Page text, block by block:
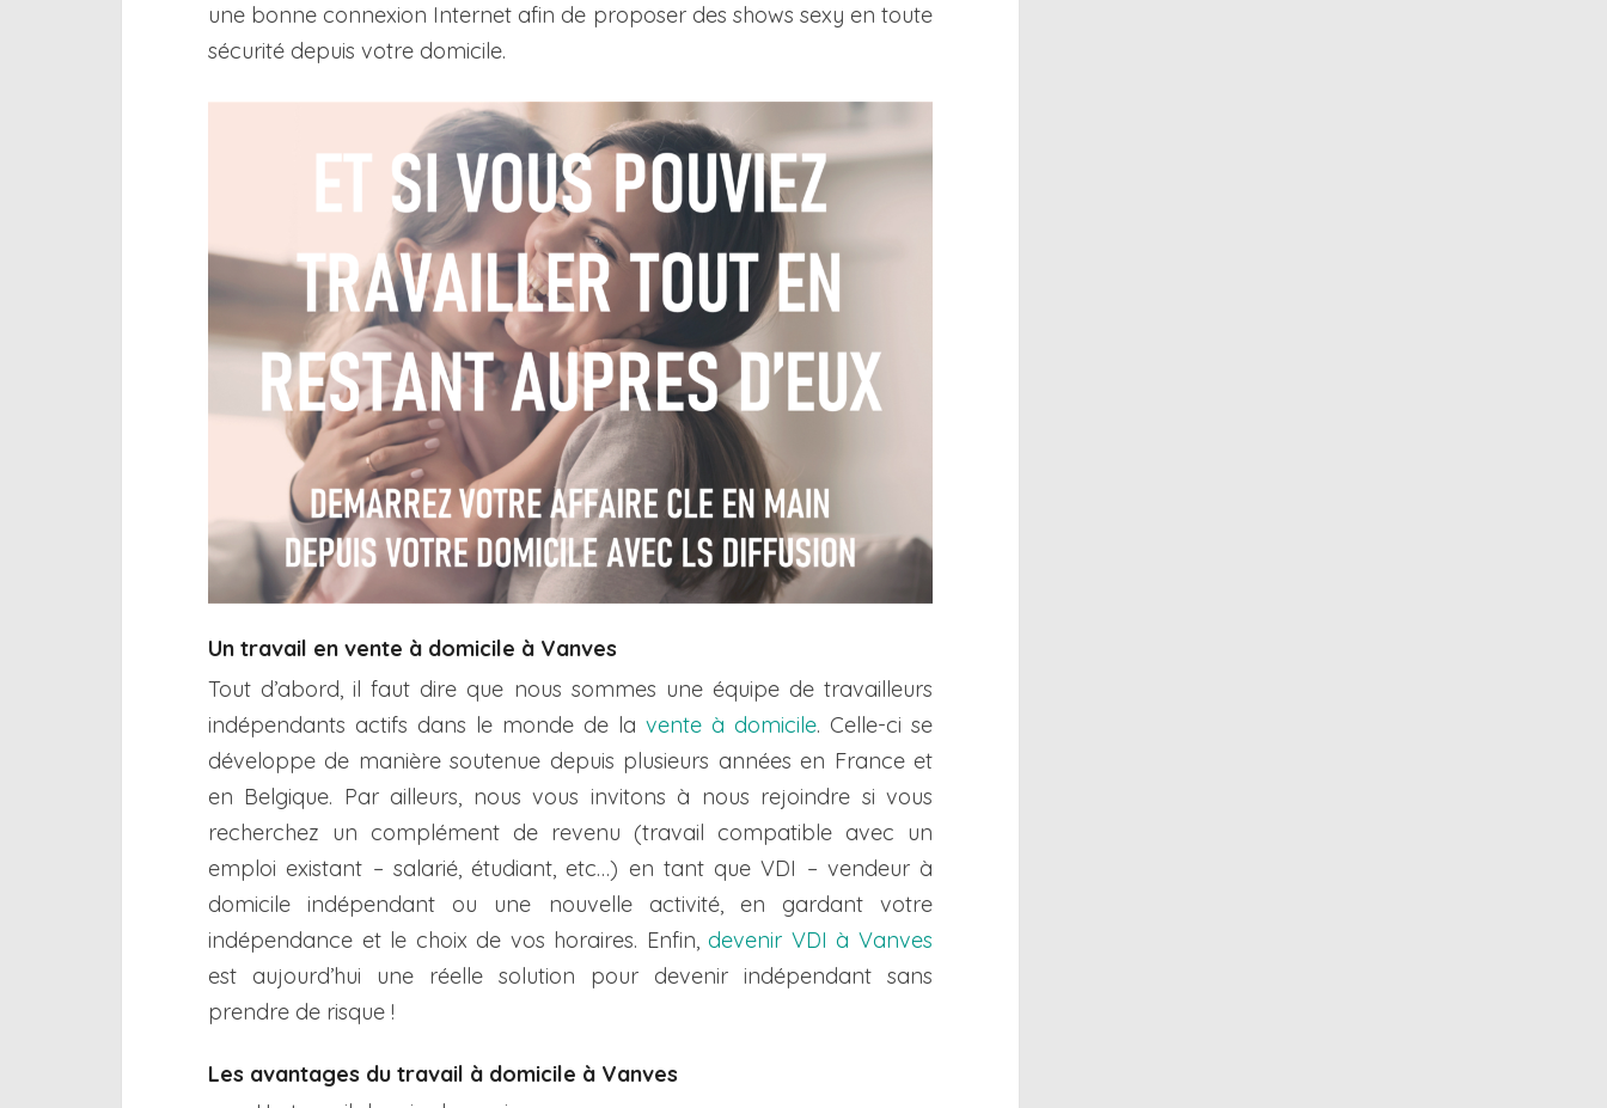
une bonne connexion Internet afin de proposer des shows sexy en toute
sécurité depuis votre domicile.
Un travail en vente à domicile à Vanves
Tout d’abord, il faut dire que nous sommes une équipe de travailleurs
indépendants actifs dans le monde de la vente à domicile. Celle-ci se
développe de manière soutenue depuis plusieurs années en France et
en Belgique. Par ailleurs, nous vous invitons à nous rejoindre si vous
recherchez un complément de revenu (travail compatible avec un
emploi existant – salarié, étudiant, etc…) en tant que VDI – vendeur à
domicile indépendant ou une nouvelle activité, en gardant votre
indépendance et le choix de vos horaires. Enfin, devenir VDI à Vanves
est aujourd’hui une réelle solution pour devenir indépendant sans
prendre de risque !
Les avantages du travail à domicile à Vanves